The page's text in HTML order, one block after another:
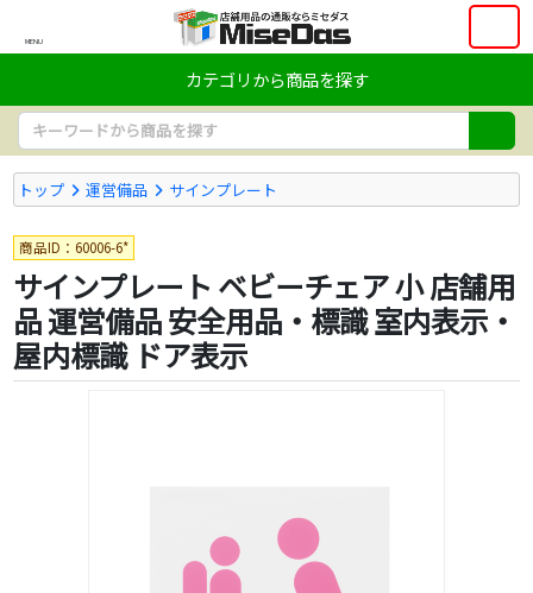
MENU
カテゴリから商品を探す
トップ 運営備品 サインプレート
商品ID：60006-6*
サインプレート ベビーチェア 小 店舗用
品 運営備品 安全用品・標識 室内表示・
屋内標識 ドア表示